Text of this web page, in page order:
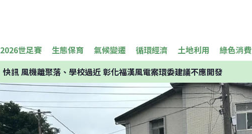
2026世足賽 生態保育 氣候變遷 循環經濟 土地利用 綠色消費
快訊風機離聚落、學校過近 彰化福漢風電案環委建議不應開發